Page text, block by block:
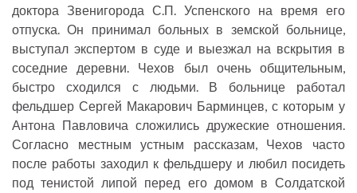
доктора Звенигорода С.П. Успенского на время его
отпуска. Он принимал больных в земской больнице,
выступал экспертом в суде и выезжал на вскрытия в
соседние деревни. Чехов был очень общительным,
быстро сходился с людьми. В больнице работал
фельдшер Сергей Макарович Барминцев, с которым у
Антона Павловича сложились дружеские отношения.
Согласно местным устным рассказам, Чехов часто
после работы заходил к фельдшеру и любил посидеть
под тенистой липой перед его домом в Солдатской